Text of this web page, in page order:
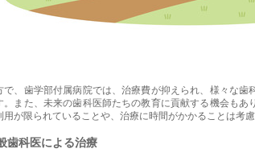
で、歯学部付属病院では、治療費が抑えられ、様々な歯
。また、未来の歯科医師たちの教育に貢献する機会もあ
用が限られていることや、治療に時間がかかることは考慮
歯科医による治療